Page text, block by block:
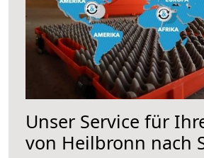
Unser Service für
von Heilbronn nach